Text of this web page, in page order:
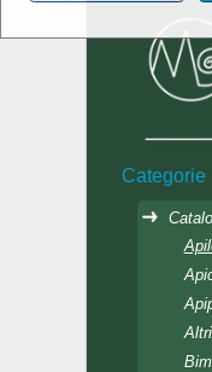
Categorie